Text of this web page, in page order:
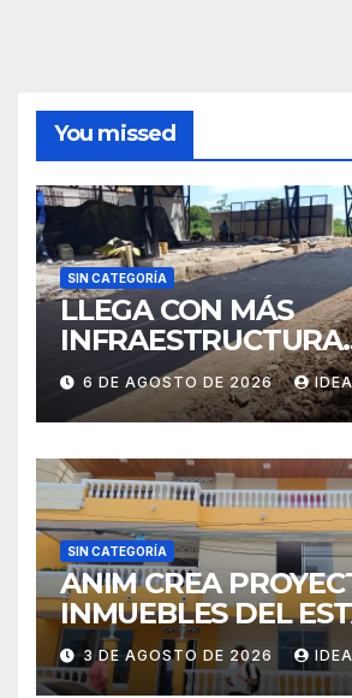
You missed
SIN CATEGORÍA
LLEGA CON MÁS
INFRAESTRUCTURA
EDUCATIVA A
SUCRE
6 DE AGOSTO DE 2026
SIN CATEGORÍA
ANIM CREA
INMUEBLES DEL
PARA VIVIENDA A
CABEZA DE FAMILIA
3 DE AGOSTO DE 2026